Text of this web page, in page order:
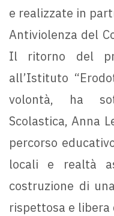
e realizzate in
Antiviolenza del
Il ritorno del
all’Istituto
volontà, ha
Scolastica, Anna
percorso
locali e realtà
costruzione di
rispettosa e libera